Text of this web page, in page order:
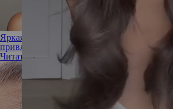
Яркая женщина: почему красный цвет
привлекательным
Читать полностью